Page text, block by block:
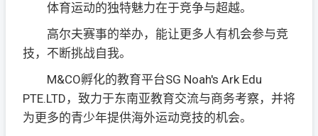
体育运动的独特魅力在于竞争与超越。
高尔夫赛事的举办，能让更多人有机会参与竞
技，不断挑战自我。
M&CO孵化的教育平台SG Noah's Ark Edu
PTE.LTD，致力于东南亚教育交流与商务考察，并将
为更多的青少年提供海外运动竞技的机会。